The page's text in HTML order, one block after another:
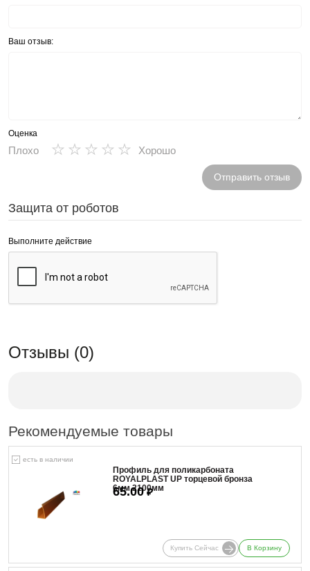
Ваш отзыв:
Оценка
Плохо ★
★
★
★
★ Хорошо
Отправить отзыв
Защита от роботов
Выполните действие
Отзывы (0)
Рекомендуемые товары
есть в наличии
Профиль для поликарбоната
ROYALPLAST UP торцевой бронза
6мм 2100мм
65.00₽
Купить Сейчас В Корзину